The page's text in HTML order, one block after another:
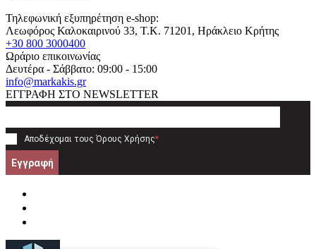
Τηλεφωνική εξυπηρέτηση e-shop:
Λεωφόρος Καλοκαιρινού 33, T.K. 71201, Ηράκλειο Κρήτης
+30 800 3000400
Ωράριο επικοινωνίας
Δευτέρα - Σάββατο: 09:00 - 15:00
info@markakis.gr
ΕΓΓΡΑΦΗ ΣΤΟ NEWSLETTER
Αποδέχομαι τους Όρους Χρήσης*
Εγγραφή